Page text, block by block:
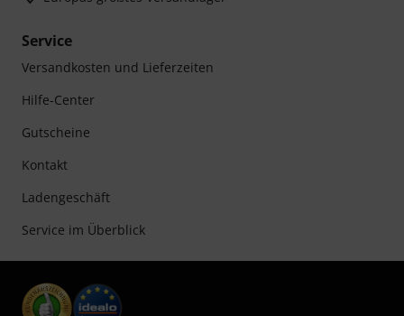
Service
Versandkosten und Lieferzeiten
Hilfe-Center
Gutscheine
Kontakt
Ladengeschäft
Service im Überblick